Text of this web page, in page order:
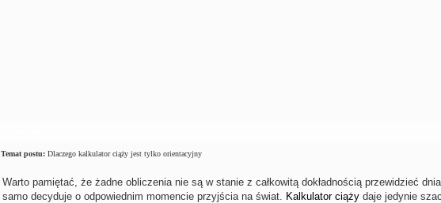
Temat postu:Dlaczego kalkulator ciąży jest tylko orientacyjny
Warto pamiętać, że żadne obliczenia nie są w stanie z całkowitą dokładnością przewidzieć
samo decyduje o odpowiednim momencie przyjścia na świat.
Kalkulator ciążydaje jedynie